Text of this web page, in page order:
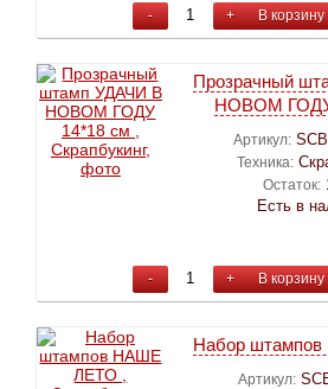
- + В корзину
Прозрачный
НОВОМ ГОДУ
Артикул:
Техника:
Остаток:
Есть в
- + В корзину
Набор
Артикул: